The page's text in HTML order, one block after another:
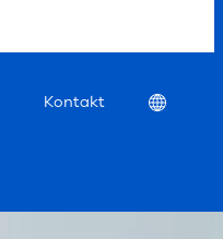
Kontakt Location